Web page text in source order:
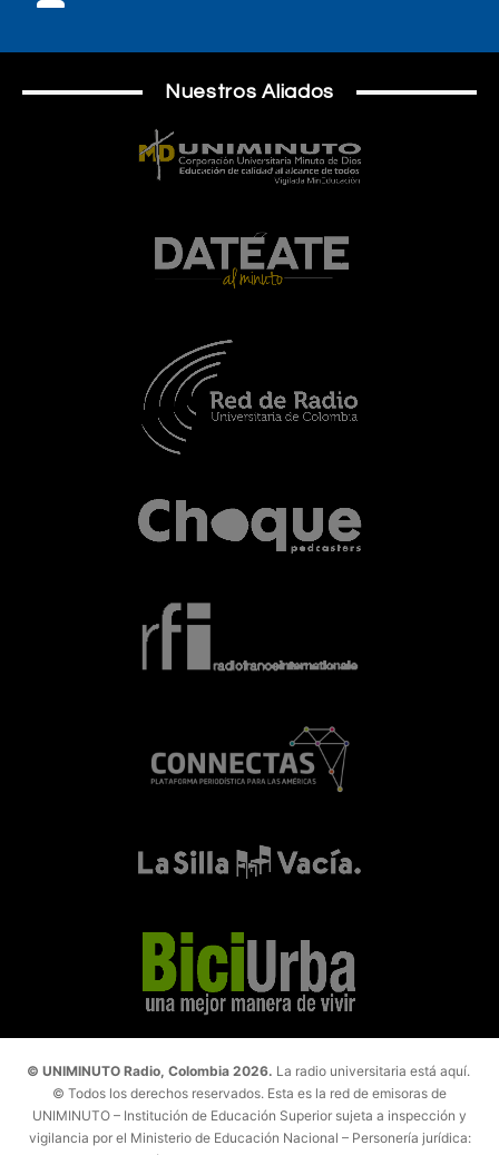
Nuestros Aliados
© UNIMINUTO Radio, Colombia 2026. La radio universitaria está aquí.
© Todos los derechos reservados. Esta es la red de emisoras de
UNIMINUTO – Institución de Educación Superior sujeta a inspección y
vigilancia por el Ministerio de Educación Nacional – Personería jurídica: